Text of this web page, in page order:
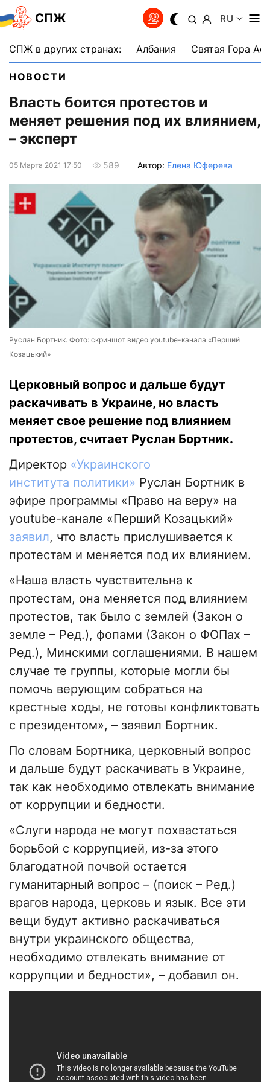
СПЖ RU
СПЖ в других странах: Албания Святая Гора
НОВОСТИ
Власть боится протестов и
меняет решения под их влиянием,
– эксперт
05 Марта 2021 17:50 589 Автор: Елена Юферева
Руслан Бортник. Фото: скриншот видео youtube-канала «Перший
Козацький»
Церковный вопрос и дальше будут
раскачивать в Украине, но власть
меняет свое решение под влиянием
протестов, считает Руслан Бортник.
Директор «Украинского
института политики» Руслан Бортник в
эфире программы «Право на веру» на
youtube-канале «Перший Козацький»
заявил, что власть прислушивается к
протестам и меняется под их влиянием.
«Наша власть чувствительна к
протестам, она меняется под влиянием
протестов, так было с землей (Закон о
земле – Ред.), фопами (Закон о ФОПах –
Ред.), Минскими соглашениями. В нашем
случае те группы, которые могли бы
помочь верующим собраться на
крестные ходы, не готовы конфликтовать
с президентом», – заявил Бортник.
По словам Бортника, церковный вопрос
и дальше будут раскачивать в Украине,
так как необходимо отвлекать внимание
от коррупции и бедности.
«Слуги народа не могут похвастаться
борьбой с коррупцией, из-за этого
благодатной почвой остается
гуманитарный вопрос – (поиск – Ред.)
врагов народа, церковь и язык. Все эти
вещи будут активно раскачиваться
внутри украинского общества,
необходимо отвлекать внимание от
коррупции и бедности», – добавил он.